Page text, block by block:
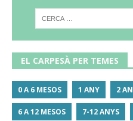
EL CARPESÀ PER TEMES
0 A 6 MESOS 1 ANY 2
6 A 12 MESOS 7-12 ANYS